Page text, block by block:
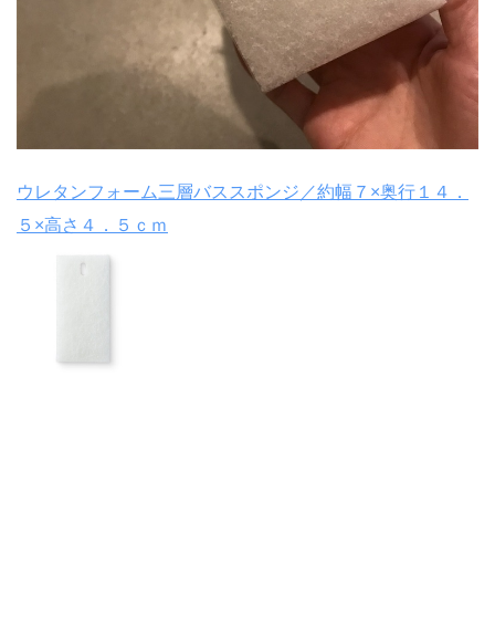
ウレタンフォーム三層バススポンジ／約幅７×奥行１４．
５×高さ４．５ｃｍ